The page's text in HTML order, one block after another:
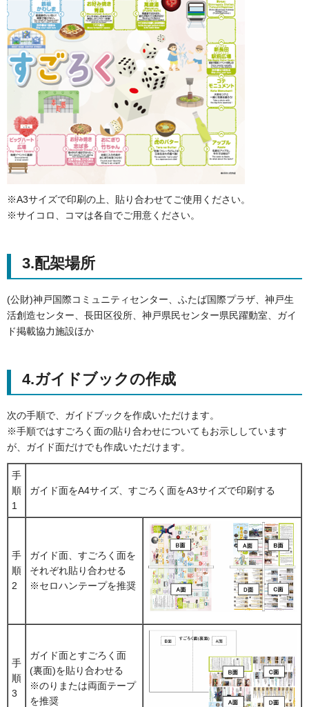
※A3サイズで印刷の上、貼り合わせてご使用ください。
※サイコロ、コマは各自でご用意ください。
3.配架場所
(公財)神戸国際コミュニティセンター、ふたば国際プラザ、神戸生
活創造センター、長田区役所、神戸県民センター県民躍動室、ガイ
ド掲載協力施設ほか
4.ガイドブックの作成
次の手順で、ガイドブックを作成いただけます。
※手順ではすごろく面の貼り合わせについてもお示ししています
が、ガイド面だけでも作成いただけます。
手
順
1
ガイド面をA4サイズ、すごろく面をA3サイズで印刷する
手
順
2
ガイド面、すごろく面を
それぞれ貼り合わせる
※セロハンテープを推奨
手
順
3
ガイド面とすごろく面
(裏面)を貼り合わせる
※のりまたは両面テープ
を推奨